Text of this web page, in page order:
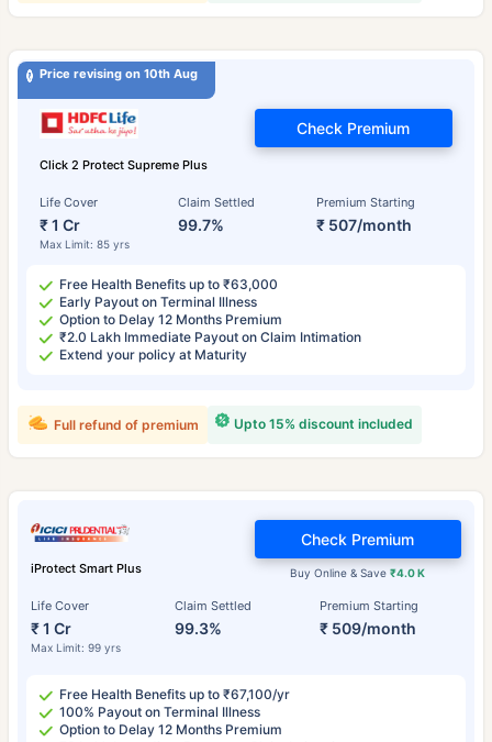
Price revising on 10th Aug
Click 2 Protect Supreme Plus
Life Cover
₹ 1 Cr
Max Limit: 85 yrs
Claim Settled
99.7%
Premium Starting
₹ 507/month
Check Premium
Free Health Benefits up to ₹63,000
Early Payout on Terminal Illness
Option to Delay 12 Months Premium
₹2.0 Lakh Immediate Payout on Claim Intimation
Extend your policy at Maturity
Upto 15% discount included
Full refund of premium
iProtect Smart Plus
Life Cover
₹ 1 Cr
Max Limit: 99 yrs
Claim Settled
99.3%
Premium Starting
₹ 509/month
Buy Online & Save₹4.0 K
Check Premium
Free Health Benefits up to ₹67,100/yr
100% Payout on Terminal Illness
Option to Delay 12 Months Premium